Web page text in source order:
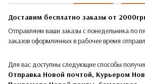
Доставим бесплатно заказы от
Отправляем ваши заказы с понедельника по
заказов оформленных в рабочее время
Для вас доступны следующие способы
Отправка Новой почтой, Курьером